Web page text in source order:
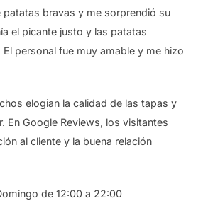
patatas bravas y me sorprendió su
el picante justo y las patatas
personal fue muy amable y me hizo
elogian la calidad de las tapas y
En Google Reviews, los visitantes
al cliente y la buena relación
de 12:00 a 22:00